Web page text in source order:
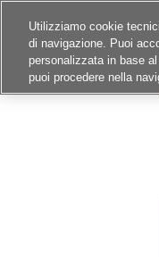
Utilizziamo cookie
di navigazione. Puoi
personalizzata in base
puoi procedere nella